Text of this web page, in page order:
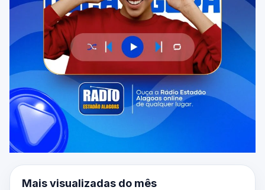
Mais visualizadas do mês